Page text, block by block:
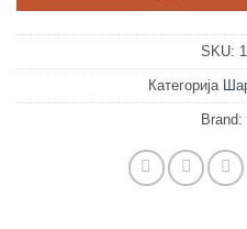
SKU:
Категорија
Brand: